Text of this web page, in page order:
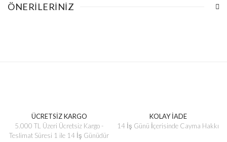
ÖNERILERINIZ
ÜCRETSİZ KARGO
5.000 TL Üzeri Ücretsiz Kargo -
Teslimat Süresi 1 ile 14 İş Günüdür
KOLAY İADE
14 İş Günü İçerisinde Cayma Hakkı